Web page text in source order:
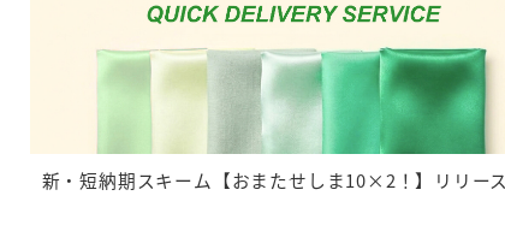
新・短納期スキーム【おまたせしま10×2！】リリース